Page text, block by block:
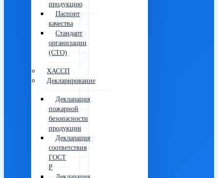
продукцию
Паспорт
качества
Стандарт
организации
(СТО)
ХАССП
Декларирование
Декларация
пожарной
безопасности
продукции
Декларация
соответствия
ГОСТ
Р